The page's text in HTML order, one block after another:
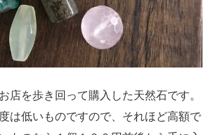
店を歩き回って購入した天然石です。
は低いものですので、それほど高額で